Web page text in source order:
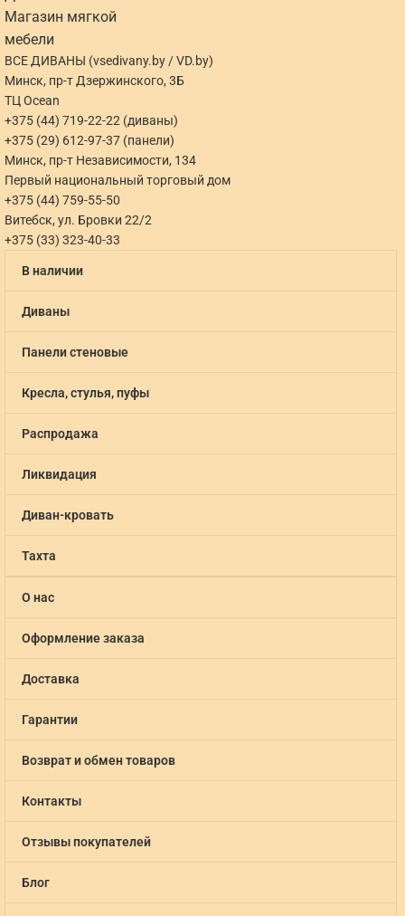
ВСЕ ДИВАНЫ (vsedivany.by / VD.by)
Минск, пр-т Дзержинского, 3Б
ТЦ Ocean
+375 (44) 719-22-22 (диваны)
+375 (29) 612-97-37 (панели)
Минск, пр-т Независимости, 134
Первый национальный торговый дом
+375 (44) 759-55-50
Витебск, ул. Бровки 22/2
+375 (33) 323-40-33
В наличии
Диваны
Панели стеновые
Кресла, стулья, пуфы
Распродажа
Ликвидация
Диван-кровать
Тахта
О нас
Оформление заказа
Доставка
Гарантии
Возврат и обмен товаров
Контакты
Отзывы покупателей
Блог